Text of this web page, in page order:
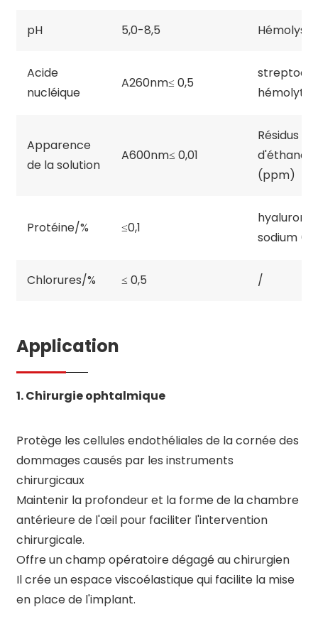
pH 5,0-8,5 Hémolyse
Acide
nucléique
A260nm≤ 0,5
Apparence
de la solution
A600nm≤ 0,01
Résidus
d'éthanol
(ppm)
Protéine/% ≤0,1
sodium
Chlorures/% ≤ 0,5 /
Application
1. Chirurgie ophtalmique
Protège les cellules endothéliales de la cornée des
dommages causés par les instruments
chirurgicaux
Maintenir la profondeur et la forme de la chambre
antérieure de l'œil pour faciliter l'intervention
chirurgicale.
Offre un champ opératoire dégagé au chirurgien
Il crée un espace viscoélastique qui facilite la mise
en place de l'implant.